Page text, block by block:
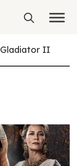
Gladiator II